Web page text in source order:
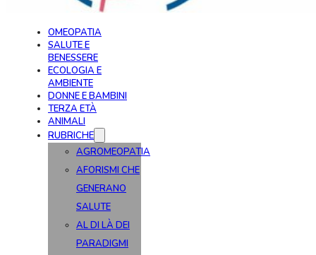
OMEOPATIA
SALUTE E
BENESSERE
ECOLOGIA E
AMBIENTE
DONNE E BAMBINI
TERZA ETÀ
ANIMALI
RUBRICHE
AGROMEOPATIA
AFORISMI CHE
GENERANO
SALUTE
AL DI LÀ DEI
PARADIGMI